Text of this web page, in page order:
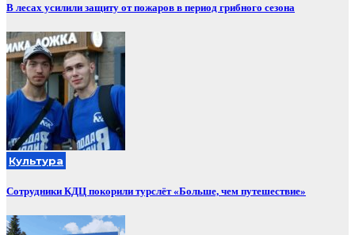
В лесах усилили защиту от пожаров в период грибного сезона
Культура
Сотрудники КДЦ покорили турслёт «Больше, чем путешествие»